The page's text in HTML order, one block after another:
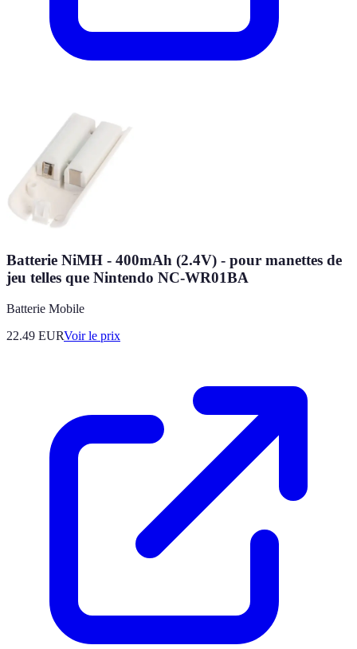
Batterie NiMH - 400mAh (2.4V) - pour manettes de
jeu telles que Nintendo NC-WR01BA
Batterie Mobile
22.49 EURVoir le prix